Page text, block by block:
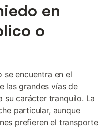
en
o
se encuentra en el
las grandes vías de
su carácter tranquilo. La
particular, aunque
prefieren el transporte